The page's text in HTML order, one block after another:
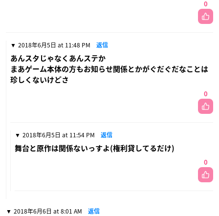
0
2018年6月5日 at 11:48 PM 返信
あんスタじゃなくあんステか
まあゲーム本体の方もお知らせ関係とかがぐだぐだなことは
珍しくないけどさ
0
2018年6月5日 at 11:54 PM 返信
舞台と原作は関係ないっすよ(権利貸してるだけ)
0
2018年6月6日 at 8:01 AM 返信